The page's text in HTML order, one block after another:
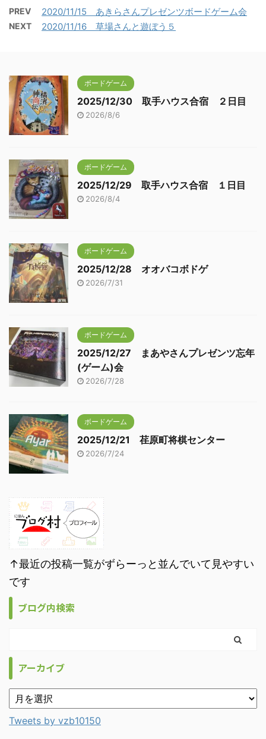
PREV 2020/11/15 あきらさんプレゼンツボードゲーム会
NEXT 2020/11/16 草場さんと遊ぼう５
ボードゲーム
2025/12/30 取手ハウス合宿 ２日目
2026/8/6
ボードゲーム
2025/12/29 取手ハウス合宿 １日目
2026/8/4
ボードゲーム
2025/12/28 オオバコボドゲ
2026/7/31
ボードゲーム
2025/12/27 まあやさんプレゼンツ忘年
(ゲーム)会
2026/7/28
ボードゲーム
2025/12/21 荏原町将棋センター
2026/7/24
↑最近の投稿一覧がずらーっと並んでいて見やすい
です
ブログ内検索
アーカイブ
Tweets by vzb10150